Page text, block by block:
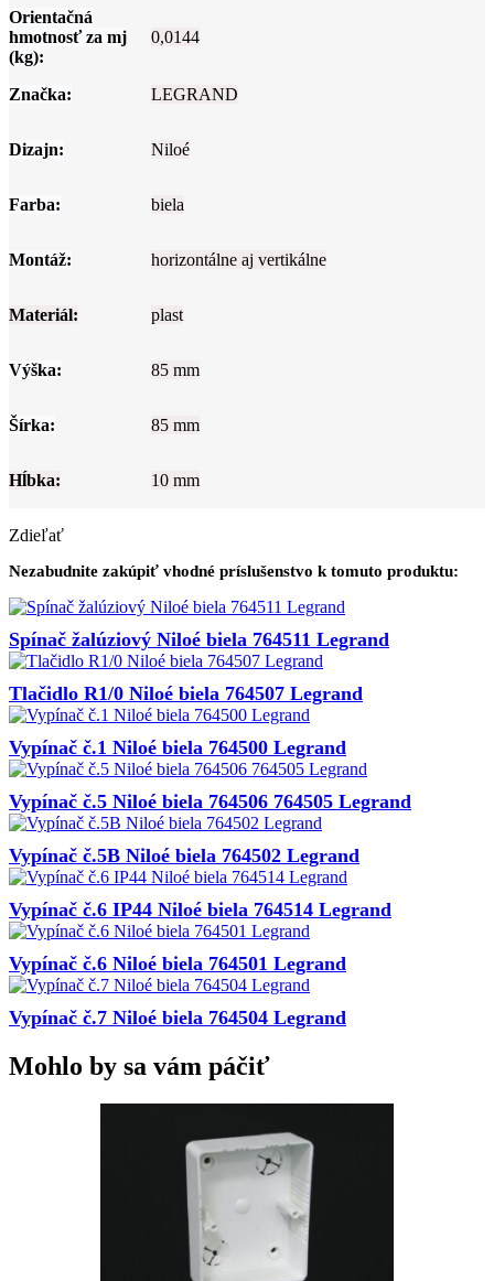
Orientačná
hmotnosť za mj
(kg):
0,0144
Značka: LEGRAND
Dizajn: Niloé
Farba: biela
Montáž: horizontálne aj vertikálne
Materiál: plast
Výška: 85 mm
Šírka: 85 mm
Hĺbka: 10 mm
Zdieľať
Nezabudnite zakúpiť vhodné príslušenstvo k tomuto produktu:
Spínač žalúziový Niloé biela 764511 Legrand
Tlačidlo R1/0 Niloé biela 764507 Legrand
Vypínač č.1 Niloé biela 764500 Legrand
Vypínač č.5 Niloé biela 764506 764505 Legrand
Vypínač č.5B Niloé biela 764502 Legrand
Vypínač č.6 IP44 Niloé biela 764514 Legrand
Vypínač č.6 Niloé biela 764501 Legrand
Vypínač č.7 Niloé biela 764504 Legrand
Mohlo by sa vám páčiť